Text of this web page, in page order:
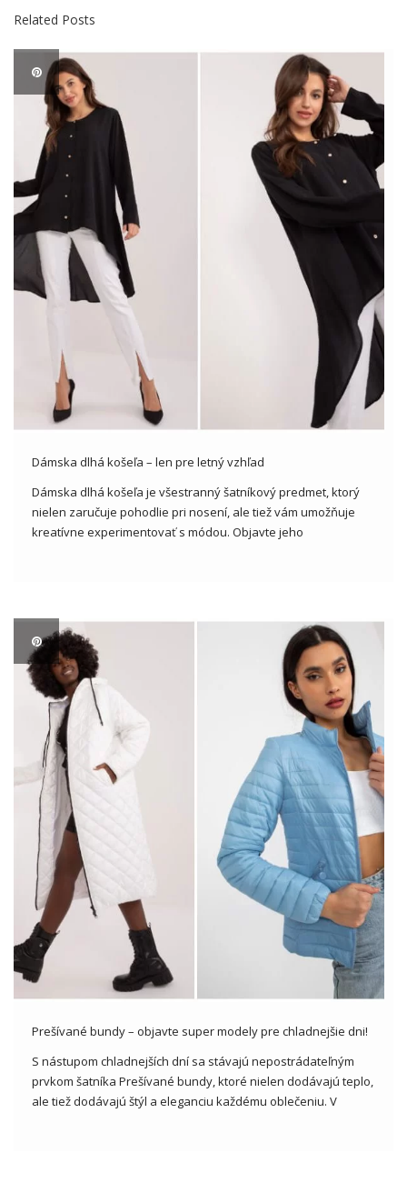
Related Posts
Dámska dlhá košeľa – len pre letný vzhľad
Dámska dlhá košeľa je všestranný šatníkový predmet, ktorý
nielen zaručuje pohodlie pri nosení, ale tiež vám umožňuje
kreatívne experimentovať s módou. Objavte jeho
Prešívané bundy – objavte super modely pre chladnejšie dni!
S nástupom chladnejších dní sa stávajú nepostrádateľným
prvkom šatníka Prešívané bundy, ktoré nielen dodávajú teplo,
ale tiež dodávajú štýl a eleganciu každému oblečeniu. V